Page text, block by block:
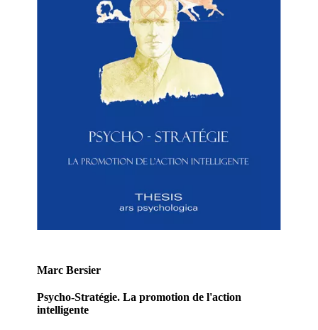
Marc Bersier
Psycho-Stratégie. La promotion de l'action
intelligente